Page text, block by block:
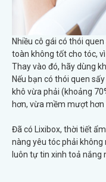
Nhiều cô gái có thói
toàn không tốt cho tóc,
Thay vào đó, hãy dùng
Nếu bạn có thói quen
khô vừa phải (khoảng
hơn, vừa mềm mượt hơn
Đã có Lixibox, thời tiết
nàng yêu tóc phải
luôn tự tin xinh toả nắng